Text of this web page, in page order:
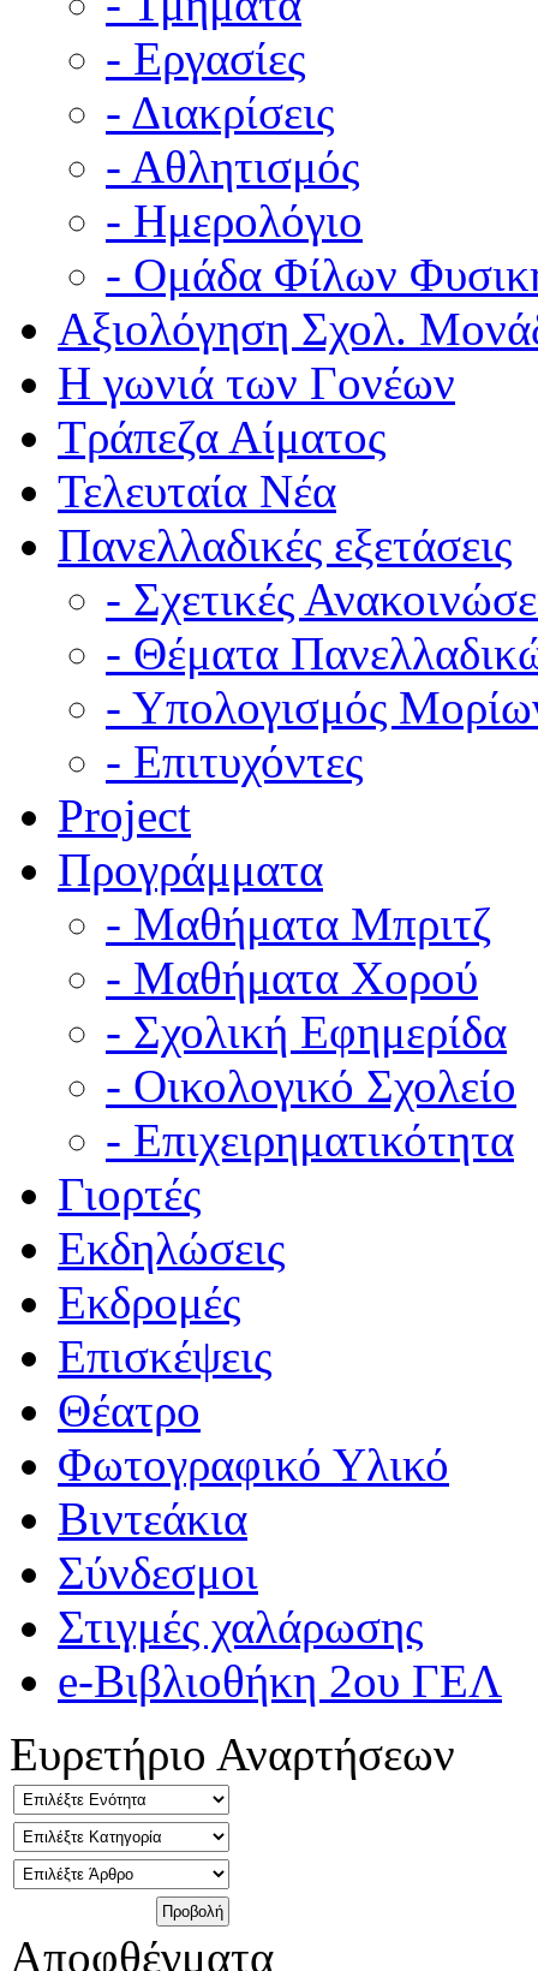
- Εργασίες
- Διακρίσεις
- Αθλητισμός
- Ημερολόγιο
- Ομάδα Φίλων
Αξιολόγηση Σχολ.
Η γωνιά των Γονέων
Τράπεζα Αίματος
Τελευταία Νέα
Πανελλαδικές εξετάσεις
- Σχετικές
- Θέματα
- Υπολογισμός
- Επιτυχόντες
Project
Προγράμματα
- Μαθήματα Μπριτζ
- Μαθήματα Χορού
- Σχολική Εφημερίδα
- Οικολογικό Σχολείο
- Επιχειρηματικότητα
Γιορτές
Εκδηλώσεις
Εκδρομές
Επισκέψεις
Θέατρο
Φωτογραφικό Υλικό
Βιντεάκια
Σύνδεσμοι
Στιγμές χαλάρωσης
e-Βιβλιοθήκη 2ου ΓΕΛ
Ευρετήριο Αναρτήσεων
Αποφθέγματα